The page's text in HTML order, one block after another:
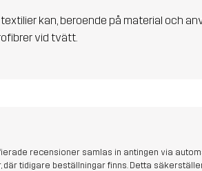
kan, beroende på material och
vid tvätt.
recensioner samlas in antingen via
där tidigare beställningar finns. Detta